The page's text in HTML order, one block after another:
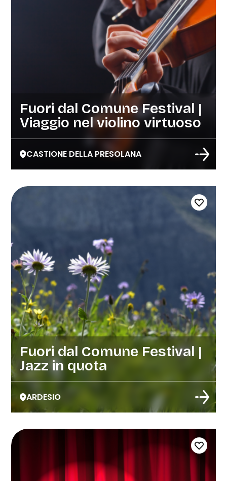
Fuori dal Comune Festival |
Viaggio nel violino virtuoso
CASTIONE DELLA PRESOLANA
Fuori dal Comune Festival |
Jazz in quota
ARDESIO